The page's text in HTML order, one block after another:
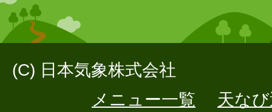
(C) 日本気象株式会社
メニュー一覧
天な